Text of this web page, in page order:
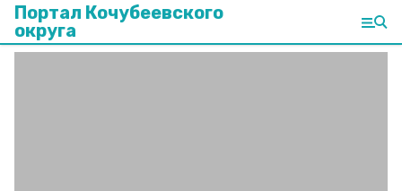
Портал Кочубеевского
округа